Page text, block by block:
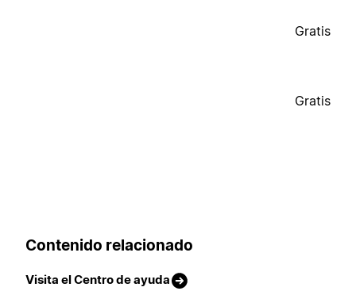
Gratis
Gratis
Contenido relacionado
Visita el Centro de ayuda